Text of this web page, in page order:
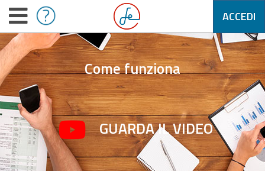
ACCEDI
Come funziona
GUARDA IL VIDEO